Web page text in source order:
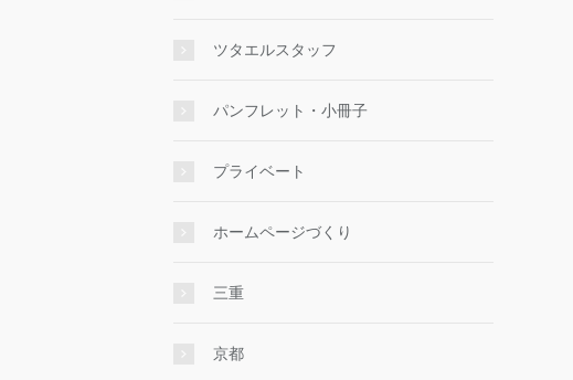
ツタエルスタッフ
パンフレット・小冊子
プライベート
ホームページづくり
三重
京都